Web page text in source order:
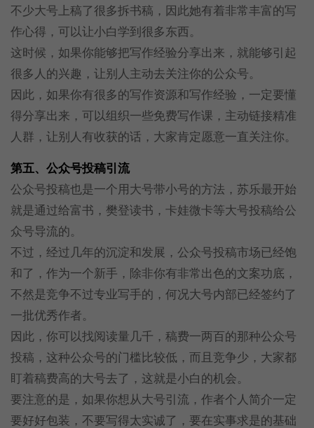
不少大号上稿了很多拆书稿，因此她有着非常丰富的写
作心得，可以让小白学到很多东西。
这时候，如果你能够把写作经验分享出来，就能够引起
很多人的兴趣，让别人主动去关注你的公众号。
因此，如果你有很多的写作资源和写作经验，一定要懂
得分享出来，可以组织一些免费写作课，主动链接精准
人群，让别人有收获的话，大家肯定愿意一直关注你。
第五、公众号投稿引流
公众号投稿也是一个用大号带小号的方法，苏乐最开始
就是通过给富书，樊登读书，卡娃微卡等大号投稿给公
众号导流的。
不过，经过几年的沉淀和发展，公众号投稿市场已经饱
和了，作为一个新手，除非你有非常出色的文案功底，
不然是竞争不过专业写手的，何况大号内部已经签约了
一批优秀作者。
因此，你可以找阅读量几千，稿费一两百的那种公众号
投稿，这种公众号的门槛比较低，而且竞争少，大家都
盯着稿费高的大号去了，这就是小白的机会。
要注意的是，如果你想从大号引流，作者个人简介一定
要好好包装，不要写得太实诚了，要在实事求是的基础